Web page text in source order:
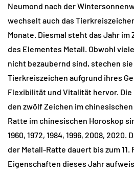
Neumond nach der
wechselt auch das
Monate. Diesmal steht das Jahr im
des Elementes Metall. Obwohl
nicht bezaubernd sind, stechen
Tierkreiszeichen aufgrund ihres
Flexibilität und Vitalität hervor.
den zwölf Zeichen im
Ratte im chinesischen Horoskop
1960, 1972, 1984, 1996, 2008,
der Metall-Ratte dauert bis zum 11.
Eigenschaften dieses Jahr